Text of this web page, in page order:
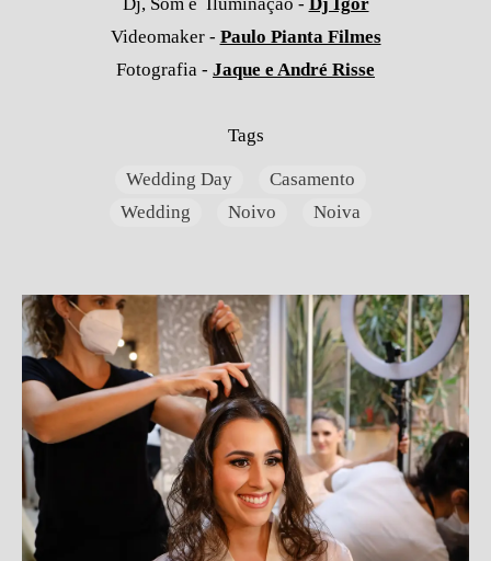
Videomaker - Paulo Pianta Filmes
Fotografia - Jaque e André Risse
Tags
Wedding Day
Casamento
Wedding
Noivo Noiva